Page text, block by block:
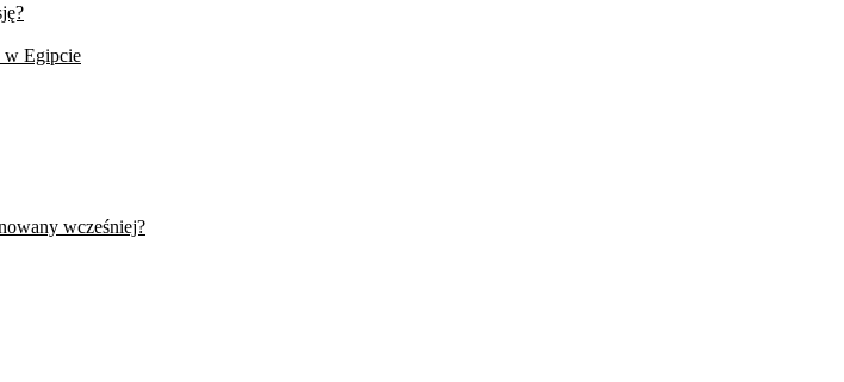
w Egipcie
wcześniej?